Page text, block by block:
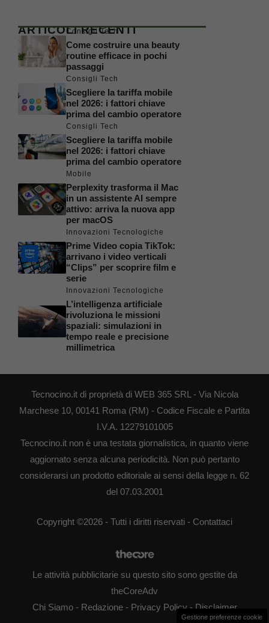
ARTICOLI RECENTI
Consigli Tech
Come costruire una beauty
routine efficace in pochi
passaggi
Consigli Tech
Scegliere la tariffa mobile
nel 2026: i fattori chiave
prima del cambio operatore
Consigli Tech
Scegliere la tariffa mobile
nel 2026: i fattori chiave
prima del cambio operatore
Mobile
Perplexity trasforma il Mac
in un assistente AI sempre
attivo: arriva la nuova app
per macOS
Innovazioni Tecnologiche
Prime Video copia TikTok:
arrivano i video verticali
“Clips” per scoprire film e
serie
Innovazioni Tecnologiche
L’intelligenza artificiale
rivoluziona le missioni
spaziali: simulazioni in
tempo reale e precisione
millimetrica
Tecnocino.it di proprietà di WEB 365 SRL - Via Nicola
Marchese 10, 00141 Roma (RM) - Codice Fiscale e Partita
I.V.A. 12279101005
Tecnocino.it non è una testata giornalistica, in quanto viene
aggiornato senza alcuna periodicità. Non può pertanto
considerarsi un prodotto editoriale ai sensi della legge n. 62
del 07.03.2001
Copyright ©2026 - Tutti i diritti riservati - Contattaci
Le attività pubblicitarie su questo sito sono gestite da
theCoreAdv
Chi Siamo- Redazione- Privacy Policy- Disclaimer
Gestione preferenze cookie